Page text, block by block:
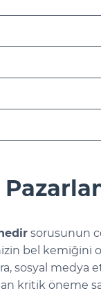
sorusunun
bel kemiğini
sosyal
kritik öneme